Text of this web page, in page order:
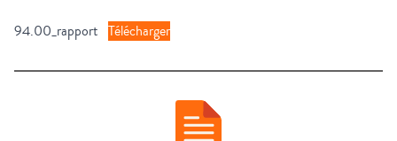
94.00_rapport Télécharger